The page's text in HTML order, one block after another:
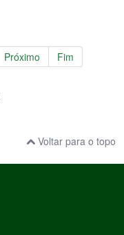
Próximo Fim
Voltar para o topo